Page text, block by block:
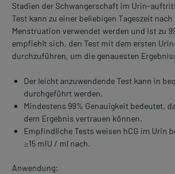
Stadien der Schwangerschaft im Urin-
Test kann zu einer beliebigen Tageszeit
Menstruation verwendet werden und ist zu
empfiehlt sich, den Test mit dem ersten
durchzuführen, um die genauesten
Der leicht anzuwendende Test kann in
durchgeführt werden.
Mindestens 99% Genauigkeit bedeutet,
dem Ergebnis vertrauen können.
Empfindliche Tests weisen hCG im Urin
≥15 mIU / ml nach.
Anwendung: